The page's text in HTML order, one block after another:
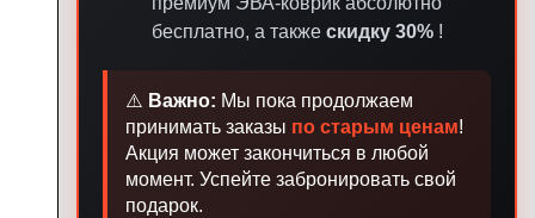
бесплатно, а также скидку 30% !
⚠️ Важно: Мы пока продолжаем
принимать заказы по старым ценам!
Акция может закончиться в любой
момент. Успейте забронировать свой
подарок.